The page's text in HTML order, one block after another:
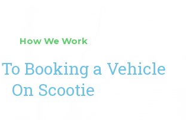
How We Work
Booking a Vehicle
On Scootie